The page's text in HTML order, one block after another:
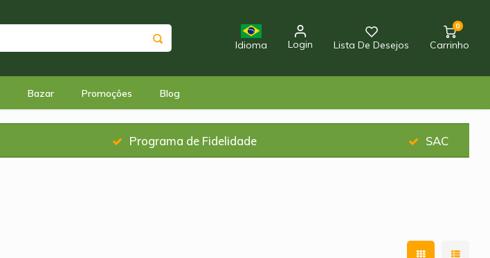
Idioma Login Lista De Desejos
0
Carrinho
Bazar Promoçôes Blog
Programa de Fidelidade SAC